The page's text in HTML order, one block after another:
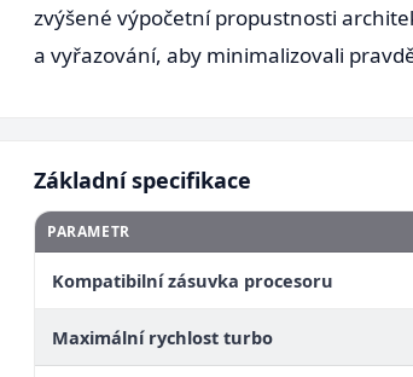
zvýšené výpočetní propustnosti
a vyřazování, aby minimalizovali
Základní specifikace
PARAMETR
Kompatibilní zásuvka procesoru
Maximální rychlost turbo